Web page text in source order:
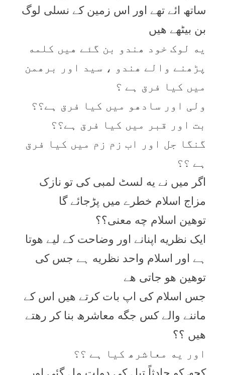
ساتھ ائے تھے اور اس زمین کے نسلی لوگ
بن بیٹھے هیں
یه لوک خود ھندو بن گئے هیں کلمه
پڑھنے والے ھندو ، سید اور برھمن
میں کیا فرق ہے ؟
ولی اور سادھو میں کیا فرق ہے؟؟
بت اور قبر میں کیا فرق ہے؟؟
گنگا جل اور اب زم زم میں کیا فرق
ہے ؟؟
اگر میں نے یه لسٹ لمبی کی تو نازک
مزاج اسلام خطرے میں پڑجائے گا
توھین اسلام چه معنی؟؟
ایک نظریه اپنانے اور وضاحت کے لیے هوتا
ہے اور اسلام واحد نظریه ہے جس کی
توھین هو جاتی هے
جس اسلام کی اپ بات کرتے هیں اس کے
ماننے والے کس جگه معاشرھ بنا کر رهتے
هیں ؟؟
اور یه معاشرھ کیا ہے ؟؟